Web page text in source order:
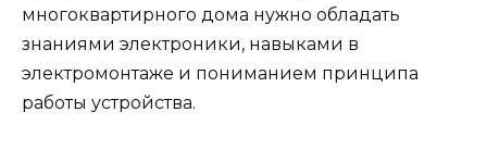
многоквартирного дома нужно обладать
знаниями электроники, навыками в
электромонтаже и пониманием принципа
работы устройства.